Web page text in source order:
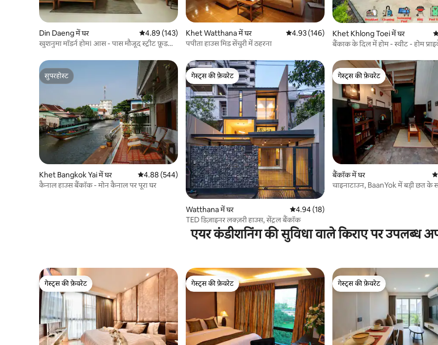
Din Daeng में घर औसत रेटिंग 5 में से 4.89, 143 समीक्षाएँ
4.89 (143)
खुशनुमा मॉडर्न होम। आस - पास मौजूद स्ट्रीट फ़ूड
Khet Watthana में घर औसत रेटिंग 5 में से 4.93, 146 समीक्षाएँ
4.93 (146)
पपीता हाउस मिड सेंचुरी में ठहरना
Khet Khlong Toei में घर
बैंकाक के दिल में होम - स्वीट - होम
सुपरहोस्ट
सुपरहोस्ट
Khet Bangkok Yai में घर औसत रेटिंग 5 में से 4.88, 544 समीक्षाएँ
4.88 (544)
कैनाल हाउस बैंकॉक - मोन कैनाल पर पूरा घर
गेस्ट्स की फ़ेवरेट
गेस्ट्स की फ़ेवरेट
Watthana में घर औसत रेटिंग 5 में से 4.94, 18 समीक्षाएँ
4.94 (18)
TED डिज़ाइनर लक्ज़री हाउस, सेंट्रल बैंकॉक
गेस्ट्स की फ़ेवरेट
गेस्ट्स की फ़ेवरेट
बैंकॉक में घर
चाइनाटाउन, BaanYok में बड़ी छत के
एयर कंडीशनिंग की सुविधा वाले किराए पर उपलब्ध
गेस्ट्स की फ़ेवरेट
गेस्ट्स की फ़ेवरेट
गेस्ट्स की फ़ेवरेट
गेस्ट्स की फ़ेवरेट
गेस्ट्स की फ़ेवरेट
गेस्ट्स की फ़ेवरेट